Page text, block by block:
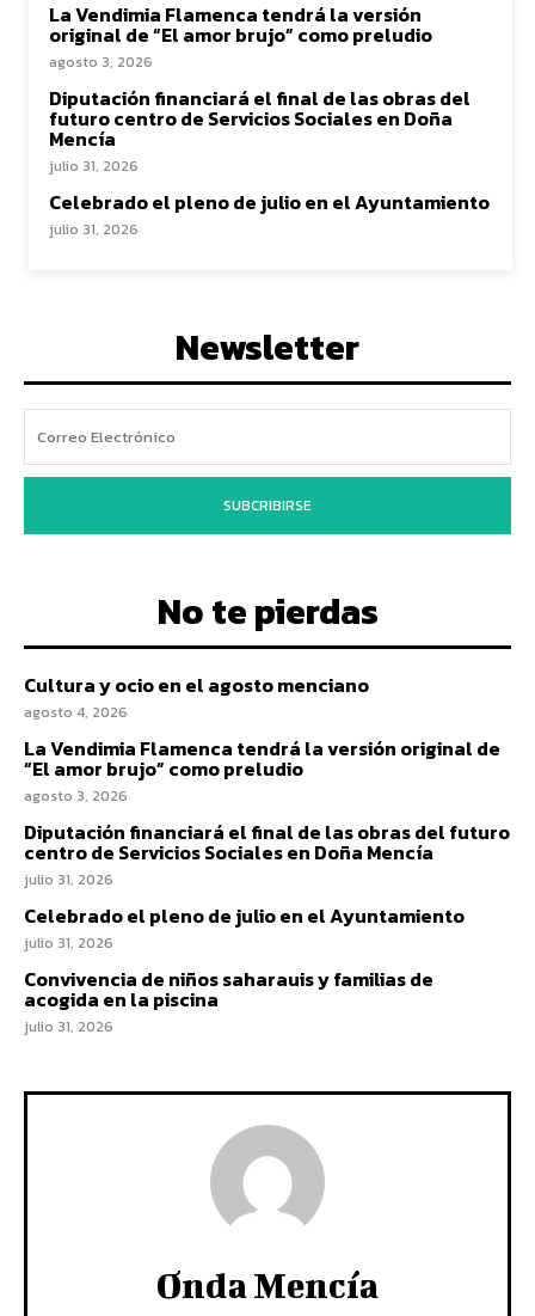
La Vendimia Flamenca tendrá la versión
original de “El amor brujo” como preludio
agosto 3, 2026
Diputación financiará el final de las obras del
futuro centro de Servicios Sociales en Doña
Mencía
julio 31, 2026
Celebrado el pleno de julio en el Ayuntamiento
julio 31, 2026
Newsletter
SUBCRIBIRSE
No te pierdas
Cultura y ocio en el agosto menciano
agosto 4, 2026
La Vendimia Flamenca tendrá la versión original de
“El amor brujo” como preludio
agosto 3, 2026
Diputación financiará el final de las obras del futuro
centro de Servicios Sociales en Doña Mencía
julio 31, 2026
Celebrado el pleno de julio en el Ayuntamiento
julio 31, 2026
Convivencia de niños saharauis y familias de
acogida en la piscina
julio 31, 2026
Onda Mencía